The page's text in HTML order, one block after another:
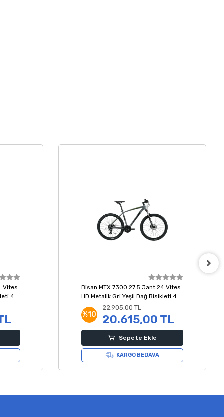
Vites
43
Bisan MTX 7300 27.5 Jant 24 Vites
HD Metalik Gri Yeşil Dağ Bisikleti 43
%10
22.905,00 TL
20.615,00 TL
Sepete Ekle
KARGO BEDAVA